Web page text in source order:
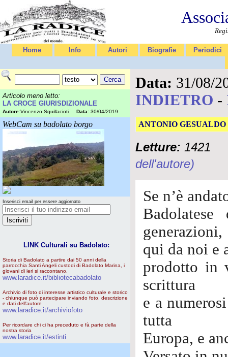
Home Info Autori Biografie Periodici
Articolo meno letto:
LA CROCE GIURISDIZIONALE
Autore:Vincenzo Squillacioti Data: 30/04/2019
WebCam su badolato borgo
Inserisci email per essere aggiornato
LINK Culturali su Badolato:
Storia di Badolato a partire dai 50 anni della
parrocchia Santi Angeli custodi di Badolato Marina, i
giovani di ieri si raccontano.
www.laradice.it/bibliotecabadolato
Archivio di foto di interesse artistico culturale e storico
- chiunque può partecipare inviando foto, descrizione
e dati dell'autore
www.laradice.it/archiviofoto
Per ricordare chi ci ha preceduto e fà parte della
nostra storia
www.laradice.it/estinti
Data: 31/08/
INDIETRO -
ANTONIO GESUALDO
Letture: 1421
dell'autore)
Se n’è
generazioni,
qui da noi e
prodotto in
scrittura
e a
tutta
Europa, e